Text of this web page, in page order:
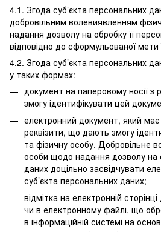
4.1. Згода суб’єкта персональних
добровільним волевиявленням
надання дозволу на обробку її
відповідно до сформульованої мети
4.2. Згода суб’єкта персональних
у таких формах:
документ на паперовому носії з
змогу ідентифікувати цей
електронний документ, який має
реквізити, що дають змогу
та фізичну особу. Добровільне
особи щодо надання дозволу на
даних доцільно засвідчувати
суб’єкта персональних даних;
відмітка на електронній
чи в електронному файлі, що
в інформаційній системі на